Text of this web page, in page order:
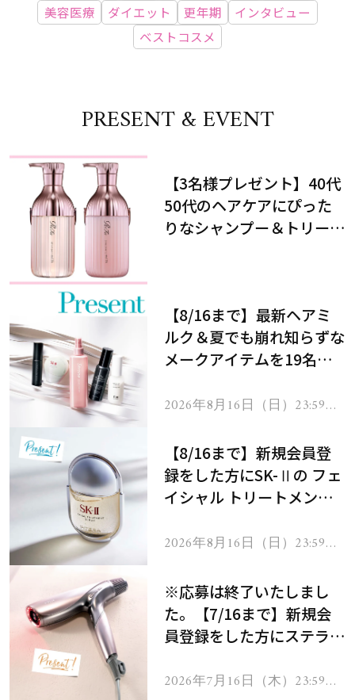
美容医療
ダイエット 更年期
インタビュー
ベストコスメ
PRESENT & EVENT
【3名様プレゼント】40代
50代のヘアケアにぴった
りなシャンプー＆トリート
【8/16まで】最新ヘアミ
ルク＆夏でも崩れ知らずな
メークアイテムを19名様
2026年8月16日（日）23:59ま
【8/16まで】新規会員登
録をした方にSK-Ⅱの フェ
イシャル トリートメント
2026年8月16日（日）23:59ま
※応募は終了いたしまし
た。【7/16まで】新規会
員登録をした方にステラボ
ヘアドライヤー ジュエル
2026年7月16日（木）23:59ま